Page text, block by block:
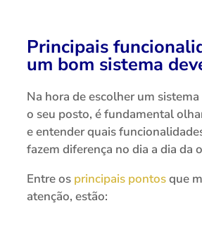
Principais
um bom sistema
Na hora de escolher um
o seu posto, é fundamental
e entender quais
fazem diferença no dia a dia da
Entre os principais pontosque
atenção, estão: